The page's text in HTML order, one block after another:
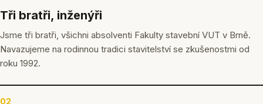
Tři bratři, inženýři
Jsme tři bratři, všichni absolventi Fakulty stavební VUT v Brně.
Navazujeme na rodinnou tradici stavitelství se zkušenostmi od
roku 1992.
02